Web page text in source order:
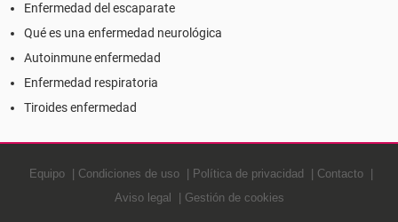
Enfermedad del escaparate
Qué es una enfermedad neurológica
Autoinmune enfermedad
Enfermedad respiratoria
Tiroides enfermedad
Equipo Condiciones de uso Política de privacidad
Contacto
Aviso legal
Gestión de cookies